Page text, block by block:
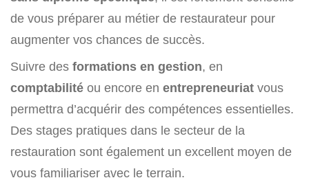
de vous préparer au métier de restaurateur pour
augmenter vos chances de succès.
Suivre des formations en gestion, en
comptabilité ou encore en entrepreneuriat vous
permettra d’acquérir des compétences essentielles.
Des stages pratiques dans le secteur de la
restauration sont également un excellent moyen de
vous familiariser avec le terrain.